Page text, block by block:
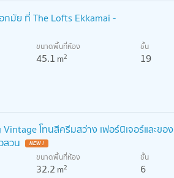
กมัย ที่ The Lofts Ekkamai -
ขนาดพื้นที่ห้อง
45.1 m2
ชั้น
19
โทนสีครีมสว่าง เฟอร์นิเจอร์และของ
สวน
ขนาดพื้นที่ห้อง
32.2 m2
ชั้น
6